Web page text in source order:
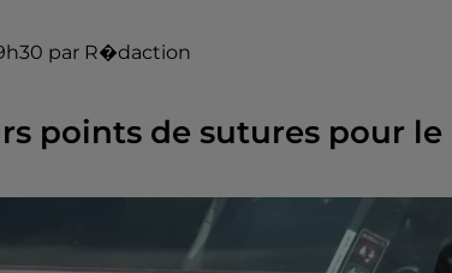
par R�daction
points de sutures pour